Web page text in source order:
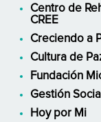
Centro de
CREE
Creciendo a
Cultura de
Fundación
Gestión Social
Hoy por Mi